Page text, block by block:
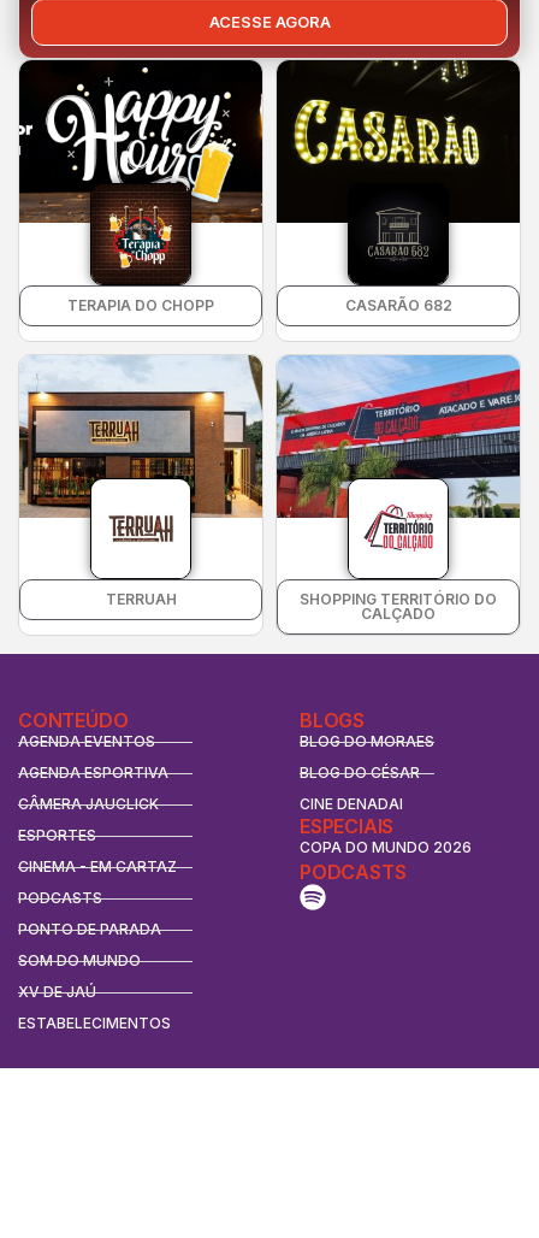
TERAPIA DO CHOPP CASARÃO 682
TERRUAH
SHOPPING TERRITÓRIO DO
CALÇADO
ACESSE AGORA
CONTEÚDO
AGENDA EVENTOS
AGENDA ESPORTIVA
CÂMERA JAUCLICK
ESPORTES
CINEMA - EM CARTAZ
PODCASTS
PONTO DE PARADA
SOM DO MUNDO
XV DE JAÚ
ESTABELECIMENTOS
BLOGS
BLOG DO MORAES
BLOG DO CÉSAR
CINE DENADAI
ESPECIAIS
COPA DO MUNDO 2026
PODCASTS